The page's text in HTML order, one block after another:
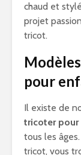
chaud et
projet
tricot.
pour
Il existe de
tricoter pour
tous les
tricot, vous